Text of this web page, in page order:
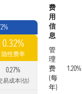
0.32%
隐性费率
0.27%
易成本(估)
费
用
信
息
管
理
费
(每
年)
1.20%